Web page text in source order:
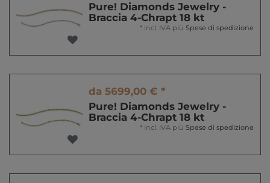
Pure! Diamonds Jewelry -
Braccia 4-Chrapt 18 kt
* incl. IVA più Spese di spedizione
da 5699,00 € *
Pure! Diamonds Jewelry -
Braccia 4-Chrapt 18 kt
* incl. IVA più Spese di spedizione